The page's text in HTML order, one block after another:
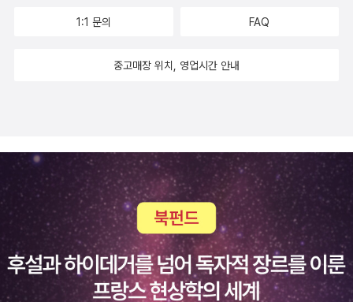
라 가고 있다는 아주 강력한 증거다. 관련된 불의를 바로잡고자 대담
여곡절과 제반 상황 속에서 갈수록 더 하나님의 지혜를 의지하게 된
아직 보이지 않는 어떤 틀에 맞아 들어가 결국 당신의 유익과 그분의
영광을 이룬다는 약속이다.이 약속을 의지하는 그리스도인은 다음과
같이 된다. '앞날이 아무리 캄캄하고 당신을 에워싸는 어려운 일이 아
무리 많아도 …… 당신은 믿음으로 사는 법을 배웠다. 가난하고 잊힌
상태에서도 겸손히 자족하는 것으로 보아 예수님께 받은 가르침이 당
신에게 유익이 되었다.'[6]끝으로 은혜 안에서 자라 가면 그 징후로
나와 비슷한 부류의 그리스도인만 아니라 나와 다른 그리스도인까지
1:1 문의 FAQ
중고매장 위치, 영업시간 안내